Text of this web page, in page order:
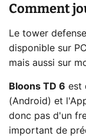
Comment
Le tower
disponible sur
mais aussi sur
Bloons TD 6 est
(Android) et
donc pas d'un
important de